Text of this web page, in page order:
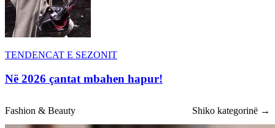
TENDENCAT E SEZONIT
Në 2026 çantat mbahen hapur!
Fashion & Beauty Shiko kategorinë →